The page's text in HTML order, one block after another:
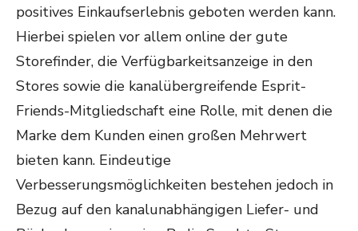
positives Einkaufserlebnis geboten werden kann.
Hierbei spielen vor allem online der gute
Storefinder, die Verfügbarkeitsanzeige in den
Stores sowie die kanalübergreifende Esprit-
Friends-Mitgliedschaft eine Rolle, mit denen die
Marke dem Kunden einen großen Mehrwert
bieten kann. Eindeutige
Verbesserungsmöglichkeiten bestehen jedoch in
Bezug auf den kanalunabhängigen Liefer- und